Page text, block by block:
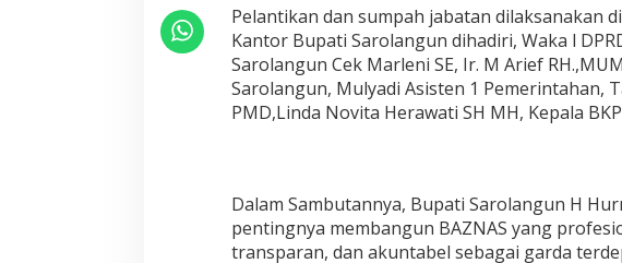
n
S
u
k
s
e
l
Pelantikan dan sumpah jabatan dilaksanakan
Kantor Bupati Sarolangun dihadiri, Waka l
Sarolangun Cek Marleni SE, Ir. M Arief
Sarolangun, Mulyadi Asisten 1 Pemerintahan,
PMD,Linda Novita Herawati SH MH, Kepala
Dalam Sambutannya, Bupati Sarolangun H
pentingnya membangun BAZNAS yang
transparan, dan akuntabel sebagai garda